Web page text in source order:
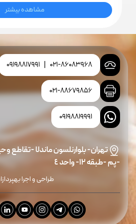
همراه با خدمات تخصصی طراحی
متخصصین فراحفاظ آموت با
مکانیکی ساختمان، بهترین نقاط
کانالی را تعیین کرده و
کردن فن‌ها و بستن دمپرها را
محصول از فراحفاظ آموت، شما از اصالت
بین‌المللی و پشتیبانی فنی کارآزموده
مشاهده بیشتر
021-86083968
|
09198817991
021-88679856
09198819991
تهران- بلوارنلسون ماندلا -
-پم -طبقه ١٢- واحد ٤
طراحی و اجرا